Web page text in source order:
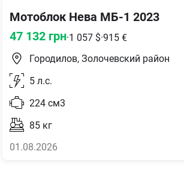
Мотоблок Нева МБ-1 2023
47 132 грн·1 057 $·915 €
Городилов, Золочевский район
5 л.с.
224 см3
85 кг
01.08.2026